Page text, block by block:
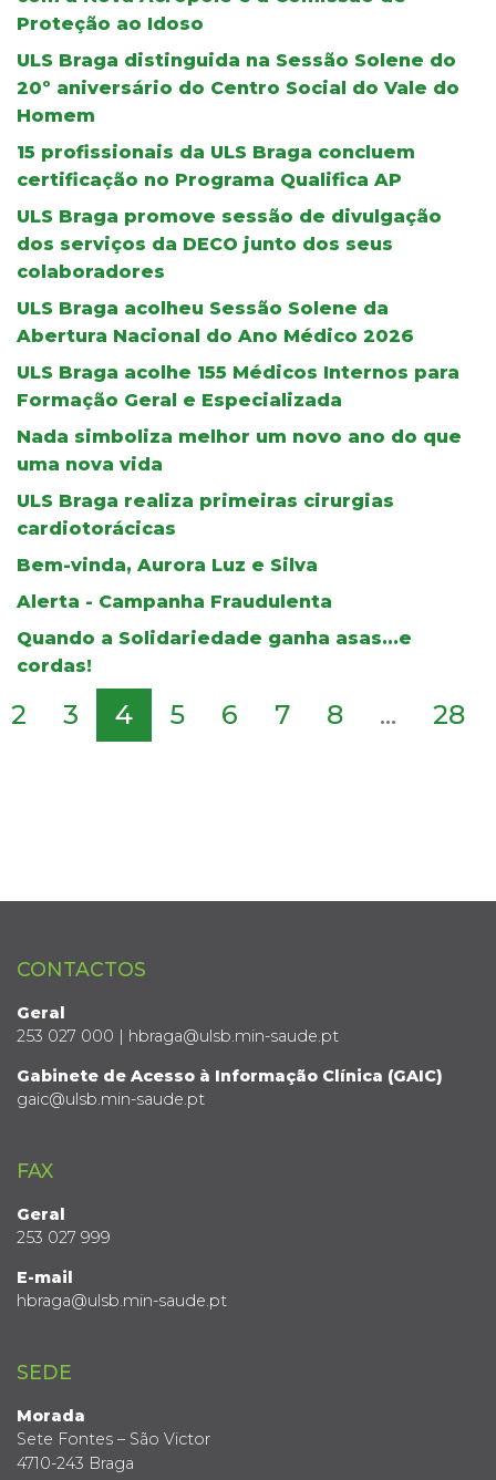
Proteção ao Idoso
ULS Braga distinguida na Sessão Solene do
20º aniversário do Centro Social do Vale do
Homem
15 profissionais da ULS Braga concluem
certificação no Programa Qualifica AP
ULS Braga promove sessão de divulgação
dos serviços da DECO junto dos seus
colaboradores
ULS Braga acolheu Sessão Solene da
Abertura Nacional do Ano Médico 2026
ULS Braga acolhe 155 Médicos Internos para
Formação Geral e Especializada
Nada simboliza melhor um novo ano do que
uma nova vida
ULS Braga realiza primeiras cirurgias
cardiotorácicas
Bem-vinda, Aurora Luz e Silva
Alerta - Campanha Fraudulenta
Quando a Solidariedade ganha asas...e
cordas!
2 3 4 5 6 7 8 ... 28
CONTACTOS
Geral
253 027 000 | hbraga@ulsb.min-saude.pt
Gabinete de Acesso à Informação Clínica (GAIC)
gaic@ulsb.min-saude.pt
FAX
Geral
253 027 999
E-mail
hbraga@ulsb.min-saude.pt
SEDE
Morada
Sete Fontes – São Victor
4710-243 Braga